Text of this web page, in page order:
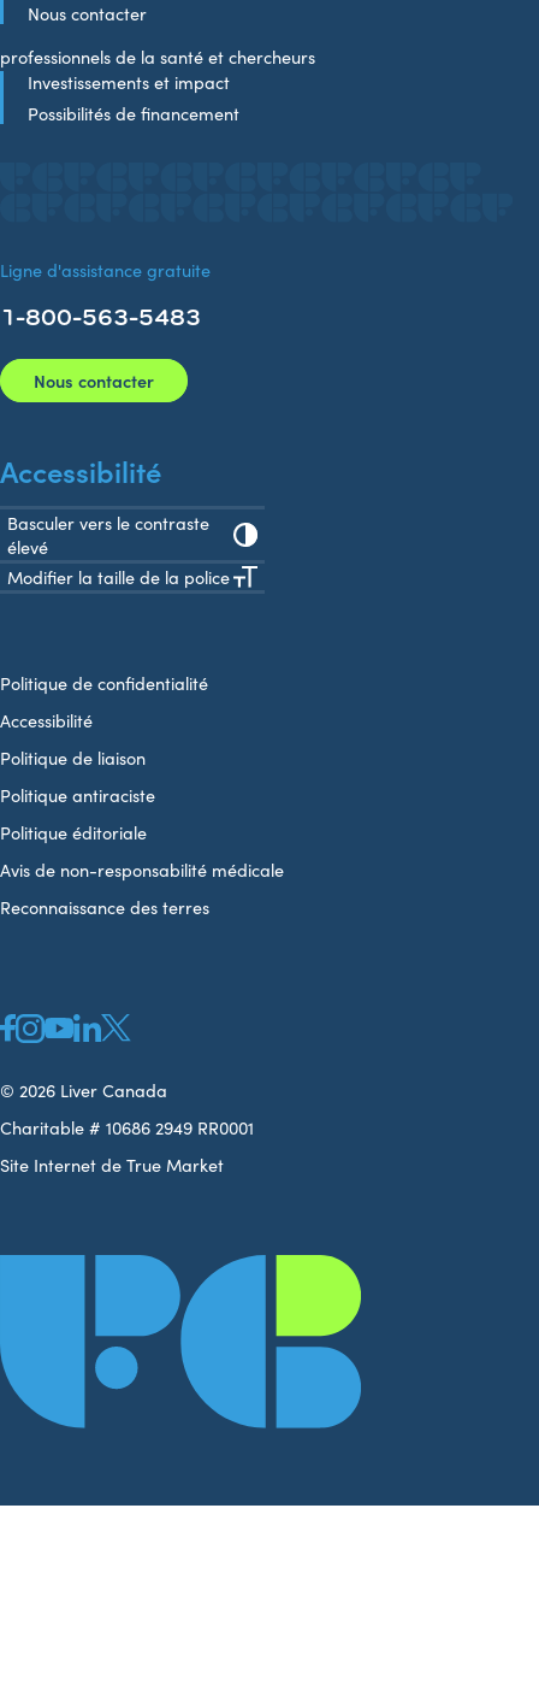
Nous contacter
professionnels de la santé et chercheurs
Investissements et impact
Possibilités de financement
Accessibilité
Basculer vers le contraste
élevé
Modifier la taille de la police
Politique de confidentialité
Accessibilité
Politique de liaison
Politique antiraciste
Politique éditoriale
Avis de non-responsabilité médicale
Reconnaissance des terres
© 2026 Liver Canada
Charitable # 10686 2949 RR0001
Site Internet de True Market
Ligne d'assistance gratuite
1-800-563-5483
Nous contacter